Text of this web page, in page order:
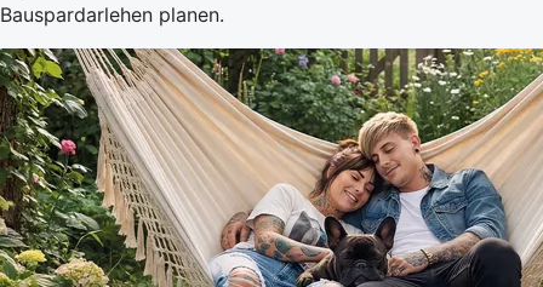
Bauspardarlehen planen.